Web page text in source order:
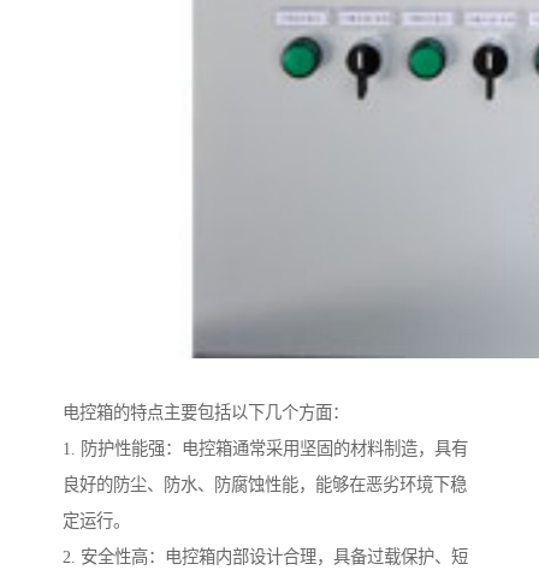
电控箱的特点主要包括以下几个方面：
1. 防护性能强：电控箱通常采用坚固的材料制造，具有
良好的防尘、防水、防腐蚀性能，能够在恶劣环境下稳
定运行。
2. 安全性高：电控箱内部设计合理，具备过载保护、短